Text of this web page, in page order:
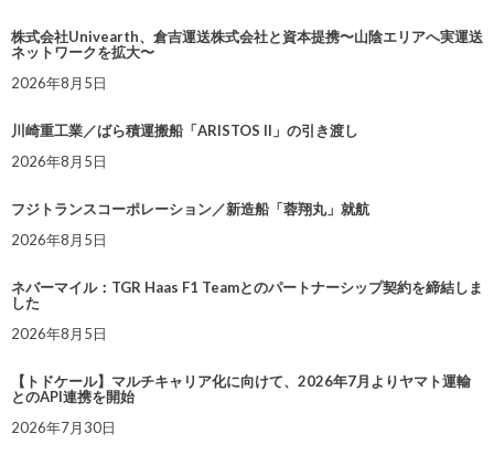
株式会社Univearth、倉吉運送株式会社と資本提携〜山陰エリアへ実運送
ネットワークを拡大〜
2026年8月5日
川崎重工業／ばら積運搬船「ARISTOS II」の引き渡し
2026年8月5日
フジトランスコーポレーション／新造船「蓉翔丸」就航
2026年8月5日
ネバーマイル：TGR Haas F1 Teamとのパートナーシップ契約を締結しま
した
2026年8月5日
【トドケール】マルチキャリア化に向けて、2026年7月よりヤマト運輸
とのAPI連携を開始
2026年7月30日